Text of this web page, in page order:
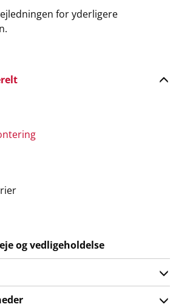
for yderligere
og vedligeholdelse